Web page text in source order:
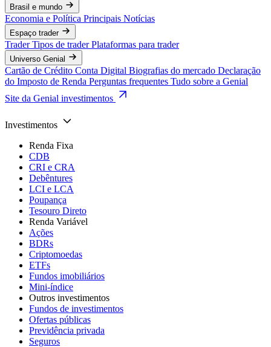
Brasil e mundo
Economia e Política Principais Notícias
Espaço trader
TraderTipos de traderPlataformas para trader
Universo Genial
Cartão de Crédito Conta Digital Biografias do mercado Declaração
do Imposto de Renda Perguntas frequentes Tudo sobre a Genial
Site da Genial investimentos
Investimentos
Renda Fixa
CDB
CRI e CRA
Debêntures
LCI e LCA
Poupança
Tesouro Direto
Renda Variável
Ações
BDRs
Criptomoedas
ETFs
Fundos imobiliários
Mini-índice
Outros investimentos
Fundos de investimentos
Ofertas públicas
Previdência privada
Seguros